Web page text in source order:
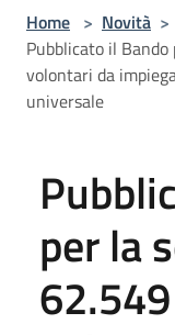
Home > Novità >
Pubblicato il
volontari da
universale
per la